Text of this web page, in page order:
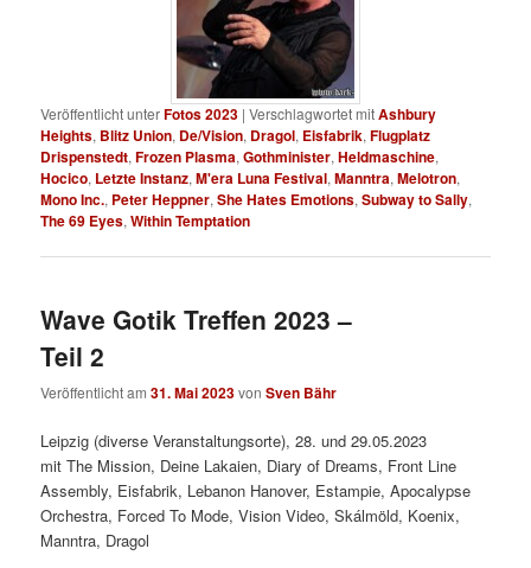
Veröffentlicht unterFotos 2023 |Verschlagwortet mitAshbury
Heights, Blitz Union, De/Vision, Dragol, Eisfabrik,Flugplatz
Drispenstedt,Frozen Plasma,Gothminister,Heldmaschine,
Hocico, Letzte Instanz,M'era Luna Festival,Manntra,Melotron,
Mono Inc., Peter Heppner,She Hates Emotions,Subway to Sally,
The 69 Eyes,Within Temptation
Wave Gotik Treffen 2023 –
Teil 2
Veröffentlicht am31. Mai 2023vonSven Bähr
Leipzig (diverse Veranstaltungsorte), 28. und 29.05.2023
mit The Mission, Deine Lakaien, Diary of Dreams, Front Line
Assembly, Eisfabrik, Lebanon Hanover, Estampie, Apocalypse
Orchestra, Forced To Mode, Vision Video, Skálmöld, Koenix,
Manntra, Dragol